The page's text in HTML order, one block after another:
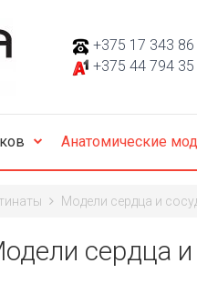
+375 17 343 86
+375 44 794 35
Анатомические
Модели сердца и
сердца